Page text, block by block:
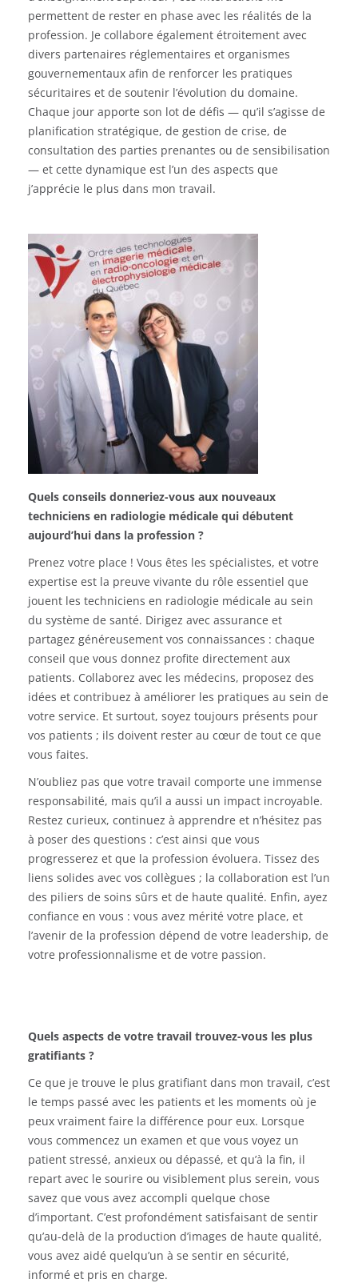
permettent de rester en phase avec les réalités de la
profession. Je collabore également étroitement avec
divers partenaires réglementaires et organismes
gouvernementaux afin de renforcer les pratiques
sécuritaires et de soutenir l’évolution du domaine.
Chaque jour apporte son lot de défis — qu’il s’agisse de
planification stratégique, de gestion de crise, de
consultation des parties prenantes ou de sensibilisation
— et cette dynamique est l’un des aspects que
j’apprécie le plus dans mon travail.
Quels conseils donneriez-vous aux nouveaux
techniciens en radiologie médicale qui débutent
aujourd’hui dans la profession ?
Prenez votre place ! Vous êtes les spécialistes, et votre
expertise est la preuve vivante du rôle essentiel que
jouent les techniciens en radiologie médicale au sein
du système de santé. Dirigez avec assurance et
partagez généreusement vos connaissances : chaque
conseil que vous donnez profite directement aux
patients. Collaborez avec les médecins, proposez des
idées et contribuez à améliorer les pratiques au sein de
votre service. Et surtout, soyez toujours présents pour
vos patients ; ils doivent rester au cœur de tout ce que
vous faites.
N’oubliez pas que votre travail comporte une immense
responsabilité, mais qu’il a aussi un impact incroyable.
Restez curieux, continuez à apprendre et n’hésitez pas
à poser des questions : c’est ainsi que vous
progresserez et que la profession évoluera. Tissez des
liens solides avec vos collègues ; la collaboration est l’un
des piliers de soins sûrs et de haute qualité. Enfin, ayez
confiance en vous : vous avez mérité votre place, et
l’avenir de la profession dépend de votre leadership, de
votre professionnalisme et de votre passion.
Quels aspects de votre travail trouvez-vous les plus
gratifiants ?
Ce que je trouve le plus gratifiant dans mon travail, c’est
le temps passé avec les patients et les moments où je
peux vraiment faire la différence pour eux. Lorsque
vous commencez un examen et que vous voyez un
patient stressé, anxieux ou dépassé, et qu’à la fin, il
repart avec le sourire ou visiblement plus serein, vous
savez que vous avez accompli quelque chose
d’important. C’est profondément satisfaisant de sentir
qu’au-delà de la production d’images de haute qualité,
vous avez aidé quelqu’un à se sentir en sécurité,
informé et pris en charge.